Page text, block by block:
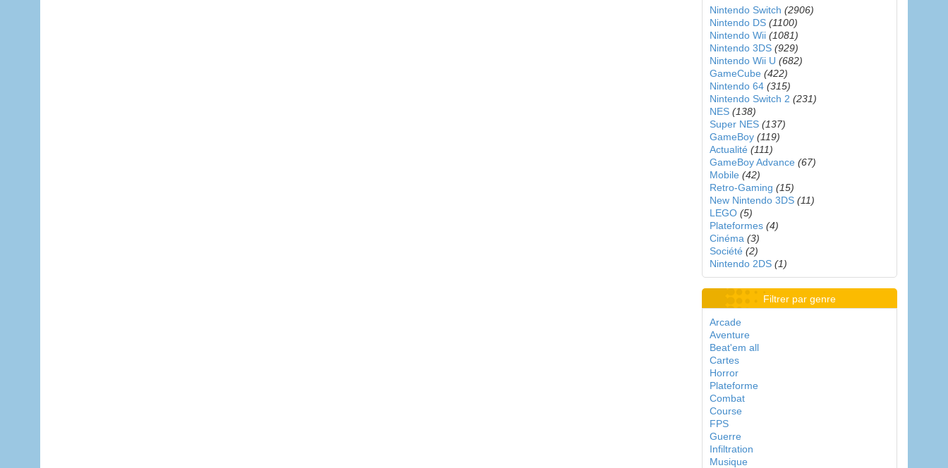
Nintendo Switch (2906)
Nintendo DS (1100)
Nintendo Wii (1081)
Nintendo 3DS (929)
Nintendo Wii U (682)
GameCube (422)
Nintendo 64 (315)
Nintendo Switch 2 (231)
NES (138)
Super NES (137)
GameBoy (119)
Actualité (111)
GameBoy Advance (67)
Mobile (42)
Retro-Gaming (15)
New Nintendo 3DS (11)
LEGO (5)
Plateformes (4)
Cinéma (3)
Société (2)
Nintendo 2DS (1)
Filtrer par genre
Arcade
Aventure
Beat'em all
Cartes
Horror
Plateforme
Combat
Course
FPS
Guerre
Infiltration
Musique